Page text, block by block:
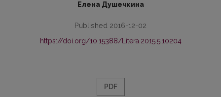
Елена Душечкина
Published 2016-12-02
https://doi.org/10.15388/Litera.2015.5.10204
PDF